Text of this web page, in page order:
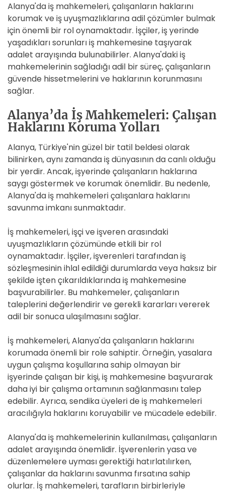
Alanya'da iş mahkemeleri, çalışanların haklarını
korumak ve iş uyuşmazlıklarına adil çözümler bulmak
için önemli bir rol oynamaktadır. İşçiler, iş yerinde
yaşadıkları sorunları iş mahkemesine taşıyarak
adalet arayışında bulunabilirler. Alanya'daki iş
mahkemelerinin sağladığı adil bir süreç, çalışanların
güvende hissetmelerini ve haklarının korunmasını
sağlar.
Alanya’da İş Mahkemeleri: Çalışan
Haklarını Koruma Yolları
Alanya, Türkiye'nin güzel bir tatil beldesi olarak
bilinirken, aynı zamanda iş dünyasının da canlı olduğu
bir yerdir. Ancak, işyerinde çalışanların haklarına
saygı göstermek ve korumak önemlidir. Bu nedenle,
Alanya'da iş mahkemeleri çalışanlara haklarını
savunma imkanı sunmaktadır.
İş mahkemeleri, işçi ve işveren arasındaki
uyuşmazlıkların çözümünde etkili bir rol
oynamaktadır. İşçiler, işverenleri tarafından iş
sözleşmesinin ihlal edildiği durumlarda veya haksız bir
şekilde işten çıkarıldıklarında iş mahkemesine
başvurabilirler. Bu mahkemeler, çalışanların
taleplerini değerlendirir ve gerekli kararları vererek
adil bir sonuca ulaşılmasını sağlar.
İş mahkemeleri, Alanya'da çalışanların haklarını
korumada önemli bir role sahiptir. Örneğin, yasalara
uygun çalışma koşullarına sahip olmayan bir
işyerinde çalışan bir kişi, iş mahkemesine başvurarak
daha iyi bir çalışma ortamının sağlanmasını talep
edebilir. Ayrıca, sendika üyeleri de iş mahkemeleri
aracılığıyla haklarını koruyabilir ve mücadele edebilir.
Alanya'da iş mahkemelerinin kullanılması, çalışanların
adalet arayışında önemlidir. İşverenlerin yasa ve
düzenlemelere uyması gerektiği hatırlatılırken,
çalışanlar da haklarını savunma fırsatına sahip
olurlar. İş mahkemeleri, tarafların birbirleriyle